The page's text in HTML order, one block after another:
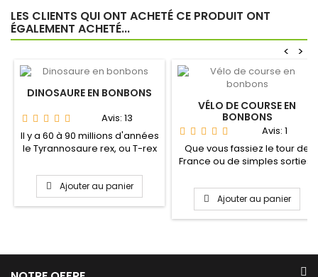
LES CLIENTS QUI ONT ACHETÉ CE PRODUIT ONT
ÉGALEMENT ACHETÉ...
>
<
DINOSAURE EN BONBONS
Avis: 13
Il y a 60 à 90 millions d'années
le Tyrannosaure rex, ou T-rex
Ajouter au panier
VÉLO DE COURSE EN
BONBONS
Avis: 1
Que vous fassiez le tour de
France ou de simples sorties ,
Ajouter au panier